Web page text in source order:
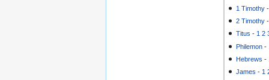
1 Timothy
2 Timothy
Titus - 1 2
Philemon -
Hebrews -
James - 1